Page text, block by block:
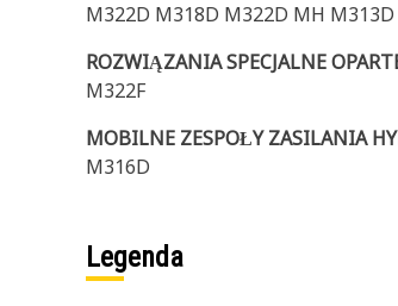
M322D M318D M322D MH
ROZWIĄZANIA SPECJALNE
M322F
MOBILNE ZESPOŁY ZASILANIA
M316D
Legenda